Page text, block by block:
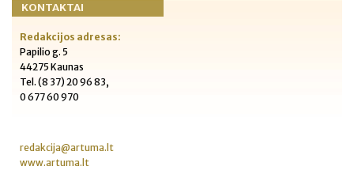
KONTAKTAI
Redakcijos adresas:
Papilio g. 5
44275 Kaunas
Tel. (8 37) 20 96 83,
0 677 60 970
redakcija@artuma.lt
www.artuma.lt